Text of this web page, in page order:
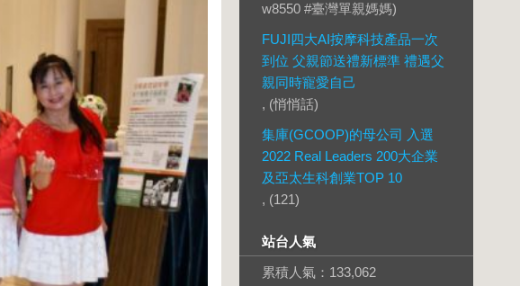
w8550 #臺灣單親媽媽)
FUJI四大AI按摩科技產品一次
到位 父親節送禮新標準 禮遇父
親同時寵愛自己
, (悄悄話)
集庫(GCOOP)的母公司 入選
2022 Real Leaders 200大企業
及亞太生科創業TOP 10
, (121)
站台人氣
累積人氣： 133,062